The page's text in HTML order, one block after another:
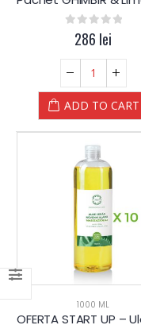
out of 5
286 lei
ADD TO CART
1000 ML